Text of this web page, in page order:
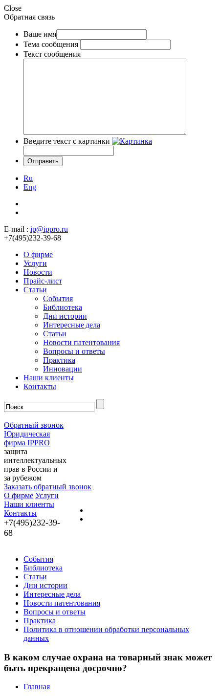
Close
Обратная связь
Ваше имя
Тема сообщения
Текст сообщения
Введите текст с картинки
Ru
Eng
E-mail : ip@ippro.ru
+7(495)232-39-68
О фирме
Услуги
Новости
Прайс-лист
Статьи
События
Библиотека
Дни истории
Интересные дела
Статьи
Новости патентования
Вопросы и ответы
Практика
Инновации
Наши клиенты
Контакты
Обратный звонок
Юридическая
фирма IPPRO
защита
интеллектуальных
прав в России и
за рубежом
Заказать обратный звонок
О фирме Услуги
Наши клиенты
Контакты
+7(495)232-39-
68
События
Библиотека
Статьи
Дни истории
Интересные дела
Новости патентования
Вопросы и ответы
Практика
Политика в отношении обработки персональных
данных
В каком случае охрана на товарный знак может
быть прекращена досрочно?
Главная